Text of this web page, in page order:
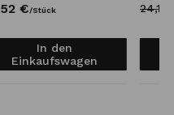
52 €/Stück
In den
Einkaufswagen
24,10